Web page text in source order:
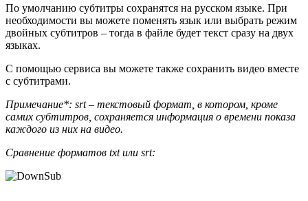
По умолчанию субтитры сохранятся на русском языке. При
необходимости вы можете поменять язык или выбрать режим
двойных субтитров – тогда в файле будет текст сразу на двух
языках.
С помощью сервиса вы можете также сохранить видео вместе
с субтитрами.
Примечание*: srt – текстовый формат, в котором, кроме
самих субтитров, сохраняется информация о времени показа
каждого из них на видео.
Сравнение форматов txt или srt: